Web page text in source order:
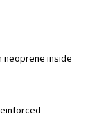
neoprene inside